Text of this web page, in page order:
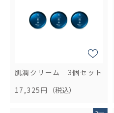
肌潤クリーム 3個セット
17,325円 （税込）